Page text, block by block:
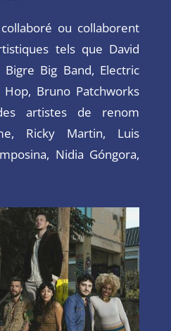
ou collaborent
tels que David
Bigre Big Band, Electric
Bruno Patchworks
artistes de renom
Ricky Martin, Luis
Nidia Góngora,